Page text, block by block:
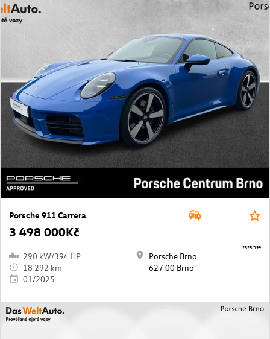
Porsche 911 Carrera
3 498 000Kč
290 kW/394 HP
18 292 km
01/2025
Porsche Brno
627 00 Brno
2325/199